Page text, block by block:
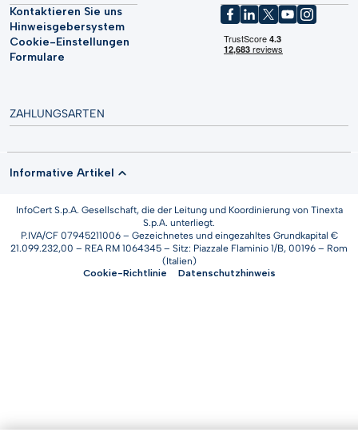
Kontaktieren Sie uns
Hinweisgebersystem
Cookie-Einstellungen
Formulare
ZAHLUNGSARTEN
Informative Artikel
InfoCert S.p.A. Gesellschaft, die der Leitung und Koordinierung von Tinexta
S.p.A. unterliegt.
P.IVA/CF 07945211006 – Gezeichnetes und eingezahltes Grundkapital €
21.099.232,00 – REA RM 1064345 – Sitz: Piazzale Flaminio 1/B, 00196 – Rom
(Italien)
Cookie-Richtlinie
Datenschutzhinweis